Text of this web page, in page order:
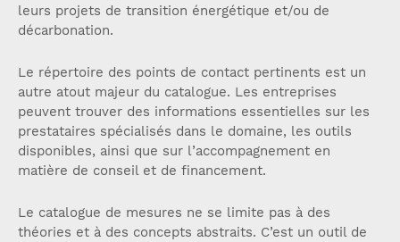
leurs projets de transition énergétique et/ou de
décarbonation.
Le répertoire des points de contact pertinents est un
autre atout majeur du catalogue. Les entreprises
peuvent trouver des informations essentielles sur les
prestataires spécialisés dans le domaine, les outils
disponibles, ainsi que sur l’accompagnement en
matière de conseil et de financement.
Le catalogue de mesures ne se limite pas à des
théories et à des concepts abstraits. C’est un outil de